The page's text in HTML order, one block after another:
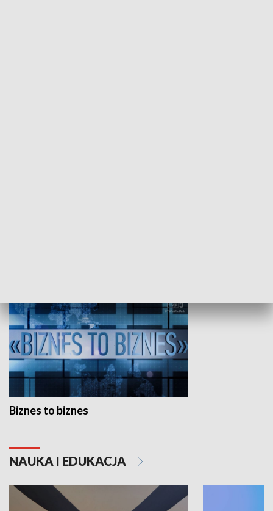
Biznes to biznes
NAUKA I EDUKACJA